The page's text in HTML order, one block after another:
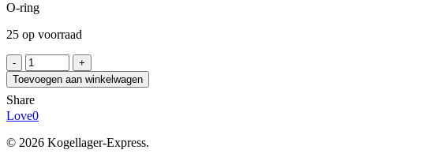
O-ring
25 op voorraad
O-
RING
215,27x5,33
aantal
Toevoegen aan winkelwagen
Share
Love0
© 2026 Kogellager-Express.